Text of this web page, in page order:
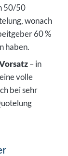
50/50
wonach
60 %
haben.
– in
volle
bei sehr